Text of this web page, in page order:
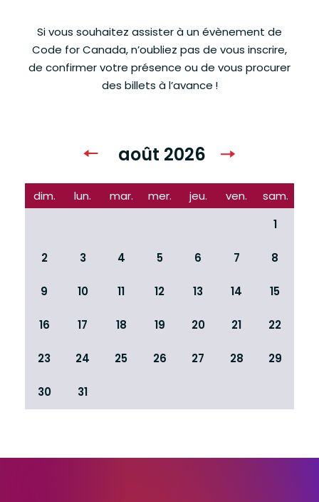
Si vous souhaitez assister à un évènement de
Code for Canada, n’oubliez pas de vous inscrire,
de confirmer votre présence ou de vous procurer
des billets à l’avance !
août 2026
dim. lun. mar. mer. jeu. ven.
sam.
1
2 3 4 5 6 7 8
9 10 11 12 13 14 15
16 17 18 19 20 21 22
23 24 25 26 27 28 29
30 31